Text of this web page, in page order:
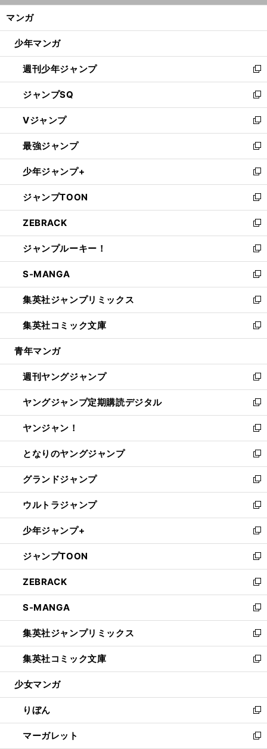
ン
ウ
開
く
マンガ
少年マンガ
週刊少年ジャンプ
新
し
い
ウ
ィ
ン
ド
ウ
で
開
く
ジャンプSQ
新
し
い
ウ
ィ
ン
ド
ウ
で
開
く
Vジャンプ
新
し
い
ウ
ィ
ン
ド
ウ
で
開
く
最強ジャンプ
新
し
い
ウ
ィ
ン
ド
ウ
で
開
く
少年ジャンプ+
新
し
い
ウ
ィ
ン
ド
ウ
で
開
く
ジャンプTOON
新
し
い
ウ
ィ
ン
ド
ウ
で
開
く
ZEBRACK
新
し
い
ウ
ィ
ン
ド
ウ
で
開
ジャンプルーキー！
新
し
い
ウ
ィ
ン
ド
ウ
開
く
S-MANGA
新
し
い
ウ
ィ
ン
ウ
で
開
く
集英社ジャンプリミックス
新
し
い
ウ
ン
ド
ウ
で
開
く
集英社コミック文庫
新
し
ウ
ィ
ン
ド
ウ
で
開
く
青年マンガ
週刊ヤングジャンプ
新
し
い
ウ
ィ
ン
ド
ウ
で
開
く
ヤングジャンプ定期購読デジタル
新
し
い
ウ
ィ
ン
ド
ウ
で
開
く
ヤンジャン！
新
し
い
ウ
ィ
ン
ド
ウ
で
開
く
となりのヤングジャンプ
新
し
い
ウ
ィ
ン
ド
ウ
で
開
く
グランドジャンプ
新
し
い
ウ
ィ
ン
ド
ウ
で
開
く
ウルトラジャンプ
新
し
い
ウ
ィ
ン
ド
ウ
で
開
く
少年ジャンプ+
新
し
い
ウ
ィ
ン
ド
ウ
で
開
く
ジャンプTOON
新
し
い
ウ
ィ
ン
ド
ウ
で
開
ZEBRACK
新
し
い
ウ
ィ
ン
ド
ウ
開
く
S-MANGA
新
し
い
ウ
ィ
ン
ウ
で
開
く
集英社ジャンプリミックス
新
し
い
ウ
ン
ド
ウ
で
集英社コミック文庫
新
し
ウ
ィ
ン
ド
少女マンガ
りぼん
新
し
い
マーガレット
新